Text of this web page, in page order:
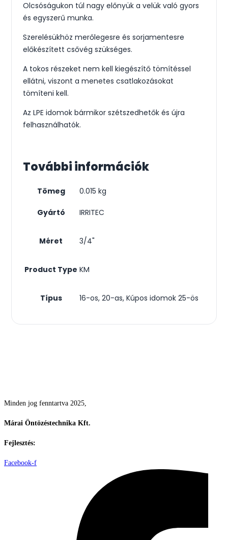
Olcsóságukon túl nagy előnyük a velük való gyors
és egyszerű munka.
Szerelésükhöz merőlegesre és sorjamentesre
előkészített csővég szükséges.
A tokos részeket nem kell kiegészítő tömítéssel
ellátni, viszont a menetes csatlakozásokat
tömíteni kell.
Az LPE idomok bármikor szétszedhetők és újra
felhasználhatók.
További információk
Tömeg 0.015 kg
Gyártó IRRITEC
Méret 3/4"
Product Type KM
Típus 16-os, 20-as, Kúpos idomok 25-ös
Minden jog fenntartva 2025,
Márai Öntözéstechnika Kft.
Fejlesztés:
Facebook-f